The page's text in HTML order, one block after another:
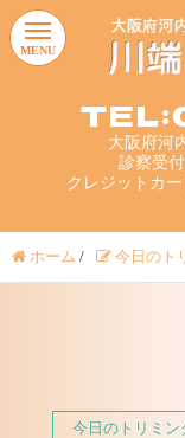
大阪府河
診察受
クレジットカ
MENU
ホーム / 今日のト
今日のトリミン